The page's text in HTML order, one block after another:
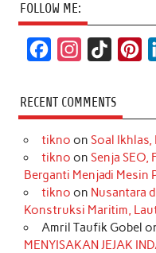
FOLLOW ME:
c
e
b
o
k
s
t
a
r
a
m
k
T
o
k
t
e
r
e
s
t
RECENT COMMENTS
tikno on Soal Ikhlas,
tikno on Senja SEO,
Berganti Menjadi Mesin
tikno on Nusantara
Konstruksi Maritim,
Amril Taufik Gobel
MENYISAKAN JEJAK